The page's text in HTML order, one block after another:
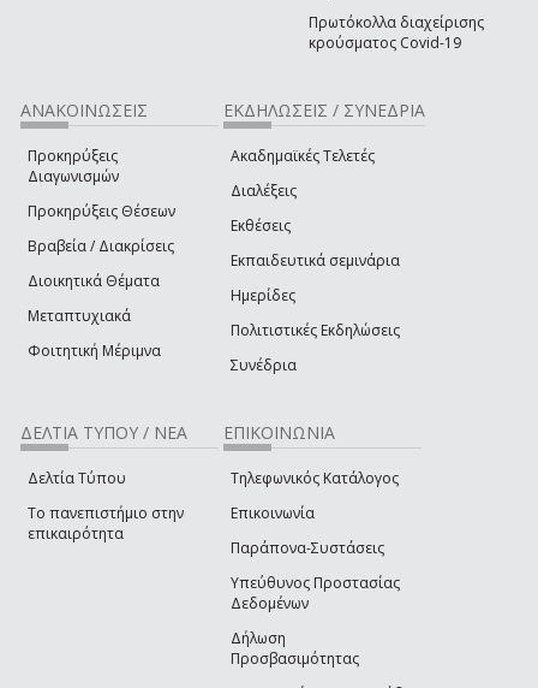
Πρωτόκολλα διαχείρισης
κρούσματος Covid-19
ΑΝΑΚΟΙΝΩΣΕΙΣ
Προκηρύξεις
Διαγωνισμών
Προκηρύξεις Θέσεων
Βραβεία / Διακρίσεις
Διοικητικά Θέματα
Μεταπτυχιακά
Φοιτητική Μέριμνα
ΕΚΔΗΛΩΣΕΙΣ / ΣΥΝΕΔΡΙΑ
Ακαδημαϊκές Τελετές
Διαλέξεις
Εκθέσεις
Εκπαιδευτικά σεμινάρια
Ημερίδες
Πολιτιστικές Εκδηλώσεις
Συνέδρια
ΔΕΛΤΙΑ ΤΥΠΟΥ / ΝΕΑ
Δελτία Τύπου
Το πανεπιστήμιο στην
επικαιρότητα
ΕΠΙΚΟΙΝΩΝΙΑ
Τηλεφωνικός Κατάλογος
Επικοινωνία
Παράπονα-Συστάσεις
Υπεύθυνος Προστασίας
Δεδομένων
Δήλωση
Προσβασιμότητας